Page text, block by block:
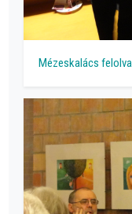
Mézeskalács